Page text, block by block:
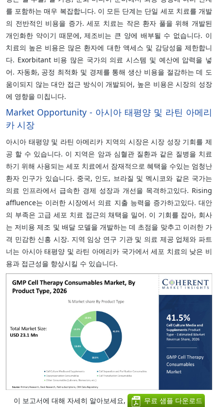
를 포함하는 매우 복잡합니다. 이 모든 단계는 단일 세포 치료를 개발
의 전반적인 비용을 증가. 세포 치료는 작은 환자 풀을 위해 개발된
개인화한 약이기 때문에, 제조비는 큰 양에 배부될 수 없습니다. 이
치료의 높은 비용은 많은 환자에 대한 액세스 및 감당성을 제한합니
다. Exorbitant 비용 많은 국가의 의료 시스템 및 예산에 압력을 넣
어. 자동화, 공정 최적화 및 경제를 통해 생산 비용을 절감하는 데 도
움이되지 않는 대안 접근 방식이 개발되어, 높은 비용은 시장의 성장
에 영향을 미칩니다.
Market Opportunity - 아시아 태평양 및 라틴 아메리
카 시장
아시아 태평양 및 라틴 아메리카 지역의 시장은 시장 성장 기회를 제
공 할 수 있습니다. 이 지역은 암과 심혈관 질환과 같은 질병을 치료
하기 위해 사용되는 세포 치료에서 잠재적으로 혜택을 수있는 엄청난
환자 인구가 있습니다. 중국, 인도, 브라질 및 멕시코와 같은 국가는
의료 인프라에서 급속한 경제 성장과 개선을 목격하고있다. Rising
affluence는 이러한 시장에서 의료 지출 능력을 증가하고있다. 대안
의 부족은 고급 세포 치료 접근의 채택을 밀어. 이 기회를 잡아, 회사
는 저비용 제조 및 배달 모델을 개발하는 데 초점을 맞추고 이러한 가
격 민감한 신흥 시장. 지역 임상 연구 기관 및 의료 제공 업체와 파트
너는 아시아 태평양 및 라틴 아메리카 국가에서 세포 치료의 낮은 비
용과 접근성을 향상시킬 수 있습니다.
이 보고서에 대해 자세히 알아보세요, 무료 샘플 다운로드